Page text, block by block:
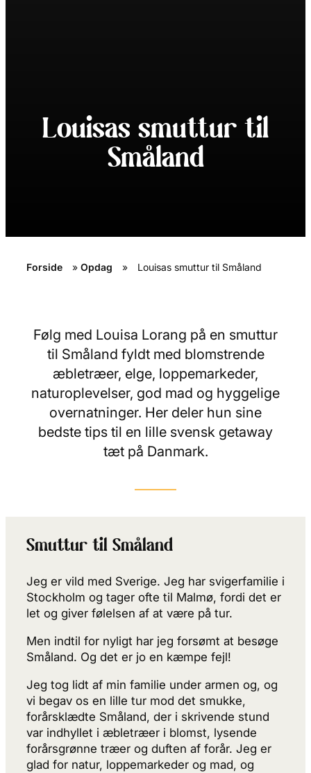
Louisas smuttur til
Småland
Forside » Opdag » Louisas smuttur til Småland
Følg med Louisa Lorang på en smuttur
til Småland fyldt med blomstrende
æbletræer, elge, loppemarkeder,
naturoplevelser, god mad og hyggelige
overnatninger. Her deler hun sine
bedste tips til en lille svensk getaway
tæt på Danmark.
Smuttur til Småland
Jeg er vild med Sverige. Jeg har svigerfamilie i
Stockholm og tager ofte til Malmø, fordi det er
let og giver følelsen af at være på tur.
Men indtil for nyligt har jeg forsømt at besøge
Småland. Og det er jo en kæmpe fejl!
Jeg tog lidt af min familie under armen og, og
vi begav os en lille tur mod det smukke,
forårsklædte Småland, der i skrivende stund
var indhyllet i æbletræer i blomst, lysende
forårsgrønne træer og duften af forår. Jeg er
glad for natur, loppemarkeder og mad, og